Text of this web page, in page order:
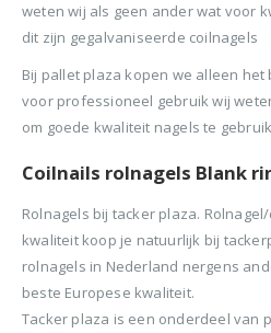
weten wij als geen ander wat voor
dit zijn gegalvaniseerde coilnagels
Bij pallet plaza kopen we alleen
voor professioneel gebruik wij
om goede kwaliteit nagels te
Coilnails rolnagels Blank
Rolnagels bij tacker plaza.
kwaliteit koop je natuurlijk bij
rolnagels in Nederland nergens
beste Europese kwaliteit.
Tacker plaza is een onderdeel van